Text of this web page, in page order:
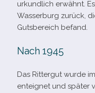
urkund­lich erwähnt.
Wasserburg zurück,
Gutsbereich befand.
Nach 1945
Das Rittergut wurde
ent­eig­net und spä­ter